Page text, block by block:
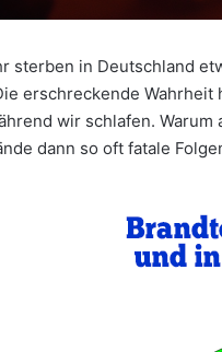
sterben in Deutschland
erschreckende
wir schlafen.
dann so oft fatale